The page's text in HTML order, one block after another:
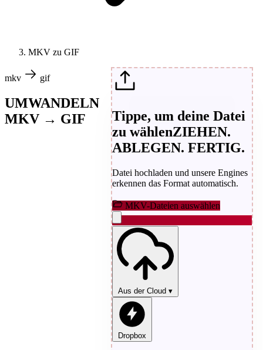
MKV zu GIF
mkv gif
UMWANDELN
MKV → GIF
Tippe, um deine Datei
zu wählenZIEHEN.
ABLEGEN. FERTIG.
Datei hochladen und unsere Engines
erkennen das Format automatisch.
MKV-Dateien auswählen
Aus der Cloud ▾
Dropbox